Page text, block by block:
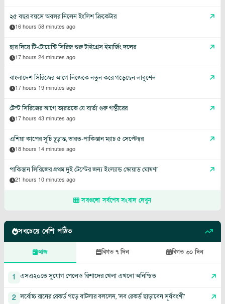
২৫ বছর বয়সে অবসর নিলেন ইংলিশ ক্রিকেটার
16 hours 58 minutes ago
হার দিয়ে টি-টোয়েন্টি সিরিজ শুরু টাইগ্রেস ইমার্জিং দলের
17 hours 24 minutes ago
বাংলাদেশ সিরিজের আগে নিজেকে নতুন করে গড়েছেন লাবুশেন
17 hours 19 minutes ago
টেস্ট সিরিজের আগে ভারতকে যে বার্তা গুরু গম্ভীরের
17 hours 43 minutes ago
এশিয়া কাপের সূচি চূড়ান্ত, ভারত-পাকিস্তান ম্যাচ ৫ সেপ্টেম্বর
18 hours 14 minutes ago
পাকিস্তান সিরিজের প্রথম দুই টেস্টের জন্য ইংল্যান্ড স্কোয়াড ঘোষণা
21 hours 10 minutes ago
সবগুলো সর্বশেষ সংবাদ দেখুন
সবচেয়ে বেশি পঠিত
আজ বিগত ৭ দিন বিগত ৩০ দিন
1 এসএ২০তে সুযোগ পেলেও রিশাদের খেলা এখনো অনিশ্চিত
2 সর্বোচ্চ রানের রেকর্ড গড়ে বাটলার বললেন, 'সব রেকর্ড ছাড়াবেন সূর্যবংশী'